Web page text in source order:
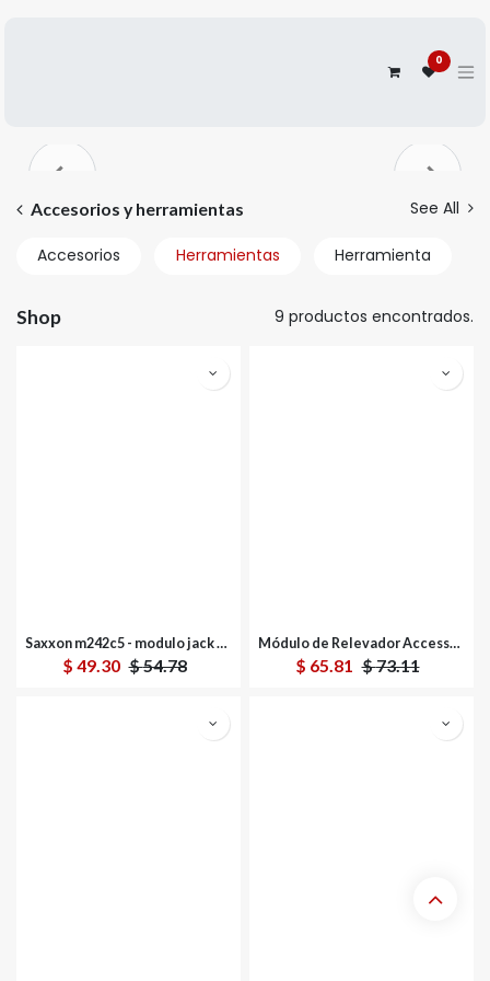
0
Accesorios y herramientas See All
Accesorios Herramientas Herramienta
Shop 9 productos encontrados.
Saxxon m242c5 - modulo jack keystone rj45 / armado sin herramienta / 8 hilos / cat 5e / compatible con calibres awg 22-26 / color blanco
$ 49.30 $54.78
Módulo de Relevador AccessPRO 3A 12Vcd
$ 65.81 $73.11